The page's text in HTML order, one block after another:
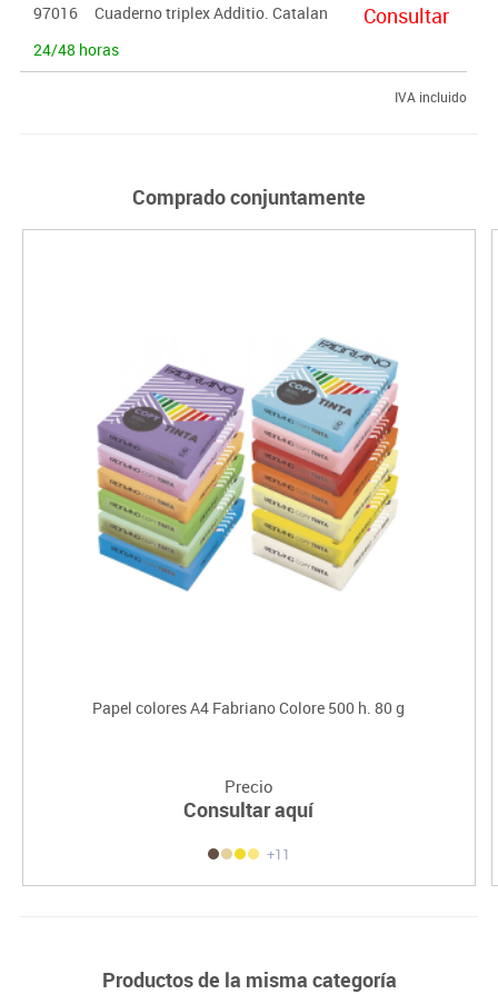
97016
Cuaderno triplex Additio. Catalan
24/48 horas
Consultar
IVA incluido
Comprado conjuntamente
Papel colores A4 Fabriano Colore 500 h. 80 g
Precio
Consultar aquí
+11
Productos de la misma categoría